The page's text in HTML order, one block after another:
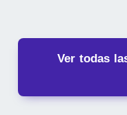
Ver todas